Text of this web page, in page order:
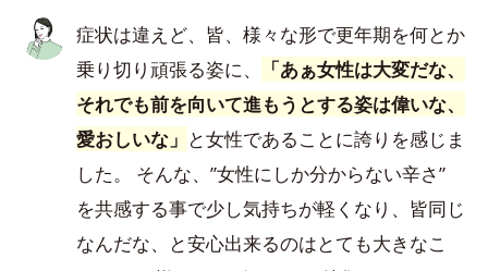
症状は違えど、皆、様々な形で更年期を何とか
乗り切り頑張る姿に、
「あぁ女性は大変だな、
それでも前を向いて進もうとする姿は偉いな、
愛おしいな」 と女性であることに誇りを感じま
した。 そんな、”女性にしか分からない辛さ”
を共感する事で少し気持ちが軽くなり、皆同じ
なんだな、と安心出来るのはとても大きなこ